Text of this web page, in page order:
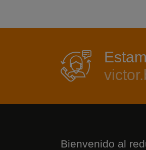
Bienvenido al